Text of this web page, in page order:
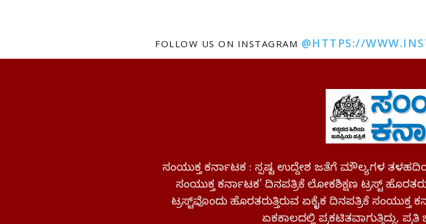
FOLLOW US ON INSTAGRAM @HTTPS://
ಸಂಯುಕ್ತ ಕರ್ನಾಟಕ : ಸ್ಪಷ್ಟ ಉದ್ದೇಶ ಜತೆಗೆ ಮೌಲ್ಯಗಳ
ಸಂಯುಕ್ತ ಕರ್ನಾಟಕ' ದಿನಪತ್ರಿಕೆ ಲೋಕಶಿಕ್ಷಣ ಟ್ರಸ್ಟ್
ಟ್ರಸ್ಟ್‌ವೊಂದು ಹೊರತರುತ್ತಿರುವ ಏಕೈಕ ದಿನಪತ್ರಿಕೆ ಸಂಯುಕ್ತ
ಏಕಕಾಲದಲ್ಲಿ ಪ್ರಕಟಿತವಾಗುತ್ತಿದ್ದು,